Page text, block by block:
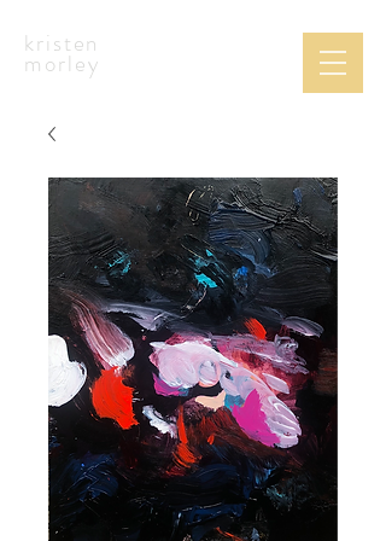
kristen
morley